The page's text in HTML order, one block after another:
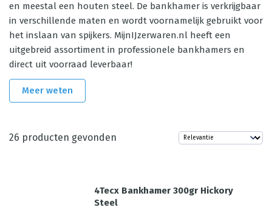
en meestal een houten steel. De bankhamer is verkrijgbaar
in verschillende maten en wordt voornamelijk gebruikt voor
het inslaan van spijkers. MijnIJzerwaren.nl heeft een
uitgebreid assortiment in professionele bankhamers en
direct uit voorraad leverbaar!
Meer weten
26 producten gevonden
4Tecx Bankhamer 300gr Hickory
Steel